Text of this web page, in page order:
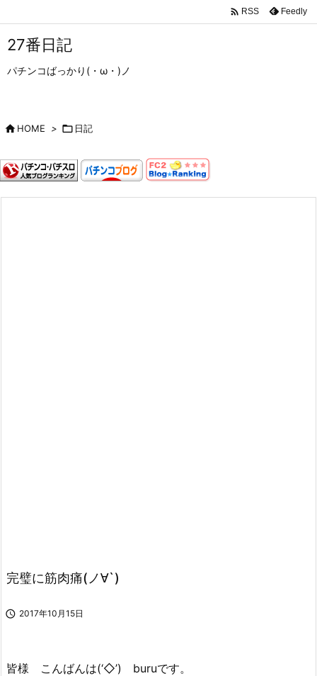
 RSS Feedly
27番日記
パチンコばっかり(・ω・)ノ
HOME >  日記
完璧に筋肉痛(ノ∀`)
 2017年10月15日
皆様 こんばんは(‘◇’)ゞburuです。